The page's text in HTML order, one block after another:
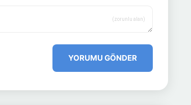
(zorunlu alan)
YORUMU GÖNDER